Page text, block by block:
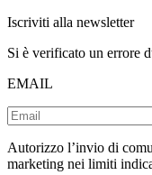
Iscriviti alla newsletter
Si è verificato un errore
EMAIL
Autorizzo l’invio di
marketing nei limiti